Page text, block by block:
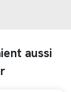
aussi